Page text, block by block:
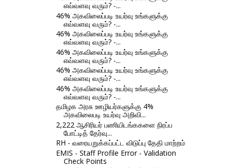
எவ்வளவு வரும்? -...
46% அகவிலைப்படி உயர்வு உங்களுக்கு
எவ்வளவு வரும்? -...
46% அகவிலைப்படி உயர்வு உங்களுக்கு
எவ்வளவு வரும்? -...
46% அகவிலைப்படி உயர்வு உங்களுக்கு
எவ்வளவு வரும்? -...
46% அகவிலைப்படி உயர்வு உங்களுக்கு
எவ்வளவு வரும்? -...
46% அகவிலைப்படி உயர்வு உங்களுக்கு
எவ்வளவு வரும்? -...
தமிழக அரசு ஊழியர்களுக்கு 4%
அகவிலைபடி உயர்வு அறிவி...
2,222 ஆசிரியர் பணியிடங்ககளை நிரப்ப
போட்டித் தேர்வு...
RH - வரையறுக்கப்பட்ட விடுப்பு தேதி மாற்றம்
EMIS - Staff Profile Error - Validation
Check Points